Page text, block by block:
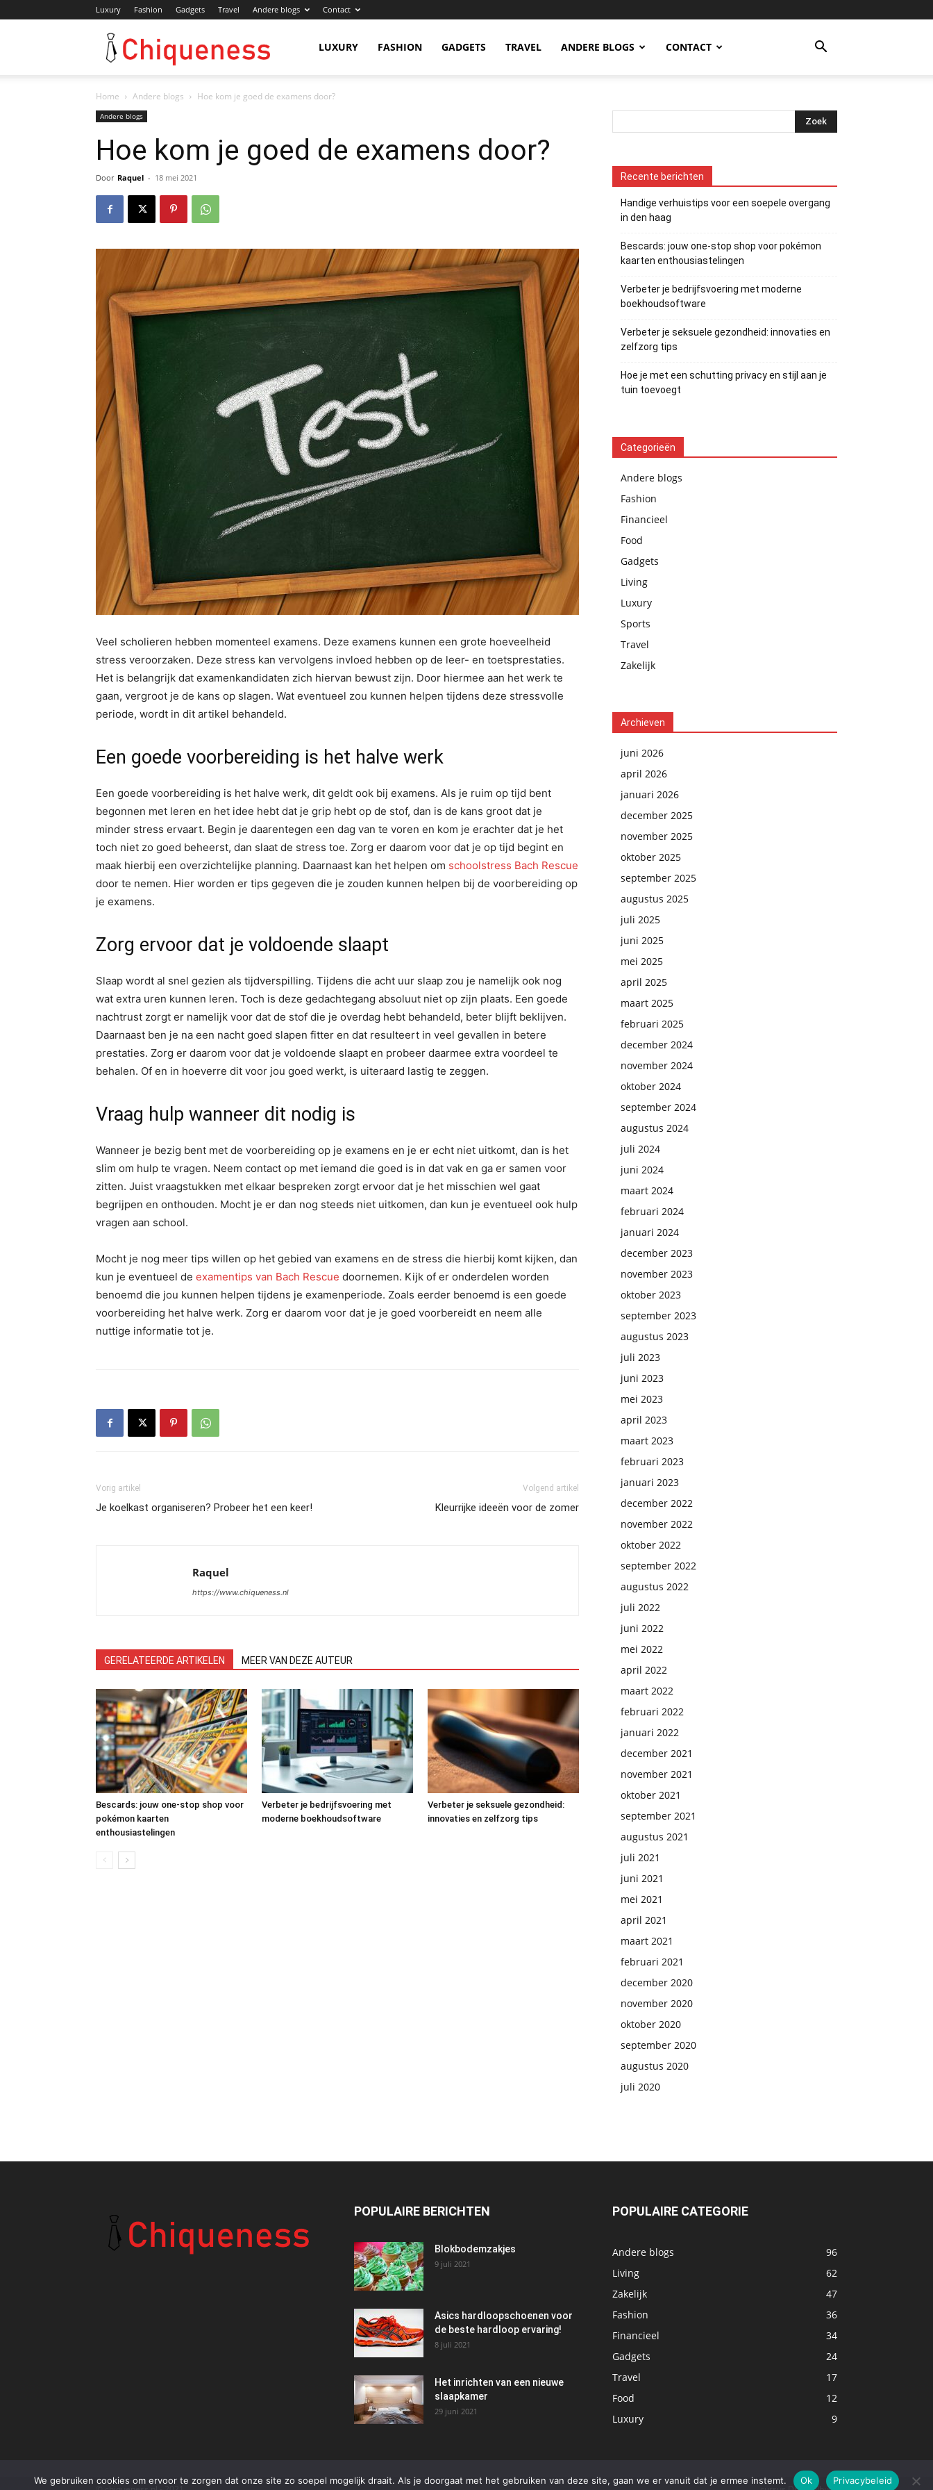
Luxury Fashion Gadgets Travel Andere blogs Contact
ChiquenessLUXURY FASHION GADGETS TRAVEL ANDERE BLOGS CONTACT
Home Andere blogs Hoe kom je goed de examens door?
Andere blogs
Hoe kom je goed de examens door?
Door Raquel - 18 mei 2021
Veel scholieren hebben momenteel examens. Deze examens kunnen een grote hoeveelheid
stress veroorzaken. Deze stress kan vervolgens invloed hebben op de leer- en toetsprestaties.
Het is belangrijk dat examenkandidaten zich hiervan bewust zijn. Door hiermee aan het werk te
gaan, vergroot je de kans op slagen. Wat eventueel zou kunnen helpen tijdens deze stressvolle
periode, wordt in dit artikel behandeld.
Een goede voorbereiding is het halve werk
Een goede voorbereiding is het halve werk, dit geldt ook bij examens. Als je ruim op tijd bent
begonnen met leren en het idee hebt dat je grip hebt op de stof, dan is de kans groot dat je
minder stress ervaart. Begin je daarentegen een dag van te voren en kom je erachter dat je het
toch niet zo goed beheerst, dan slaat de stress toe. Zorg er daarom voor dat je op tijd begint en
maak hierbij een overzichtelijke planning. Daarnaast kan het helpen om schoolstress Bach Rescue
door te nemen. Hier worden er tips gegeven die je zouden kunnen helpen bij de voorbereiding op
je examens.
Zorg ervoor dat je voldoende slaapt
Slaap wordt al snel gezien als tijdverspilling. Tijdens die acht uur slaap zou je namelijk ook nog
wat extra uren kunnen leren. Toch is deze gedachtegang absoluut niet op zijn plaats. Een goede
nachtrust zorgt er namelijk voor dat de stof die je overdag hebt behandeld, beter blijft beklijven.
Daarnaast ben je na een nacht goed slapen fitter en dat resulteert in veel gevallen in betere
prestaties. Zorg er daarom voor dat je voldoende slaapt en probeer daarmee extra voordeel te
behalen. Of en in hoeverre dit voor jou goed werkt, is uiteraard lastig te zeggen.
Vraag hulp wanneer dit nodig is
Wanneer je bezig bent met de voorbereiding op je examens en je er echt niet uitkomt, dan is het
slim om hulp te vragen. Neem contact op met iemand die goed is in dat vak en ga er samen voor
zitten. Juist vraagstukken met elkaar bespreken zorgt ervoor dat je het misschien wel gaat
begrijpen en onthouden. Mocht je er dan nog steeds niet uitkomen, dan kun je eventueel ook hulp
vragen aan school.
Mocht je nog meer tips willen op het gebied van examens en de stress die hierbij komt kijken, dan
kun je eventueel de examentips van Bach Rescue doornemen. Kijk of er onderdelen worden
benoemd die jou kunnen helpen tijdens je examenperiode. Zoals eerder benoemd is een goede
voorbereiding het halve werk. Zorg er daarom voor dat je je goed voorbereidt en neem alle
nuttige informatie tot je.
Vorig artikel
Je koelkast organiseren? Probeer het een keer!
Volgend artikel
Kleurrijke ideeën voor de zomer
Raquel
https://www.chiqueness.nl
GERELATEERDE ARTIKELEN MEER VAN DEZE AUTEUR
Bescards: jouw one-stop shop voor
pokémon kaarten
enthousiastelingen
Verbeter je bedrijfsvoering met
moderne boekhoudsoftware
Verbeter je seksuele gezondheid:
innovaties en zelfzorg tips
Recente berichten
Handige verhuistips voor een soepele overgang
in den haag
Bescards: jouw one-stop shop voor pokémon
kaarten enthousiastelingen
Verbeter je bedrijfsvoering met moderne
boekhoudsoftware
Verbeter je seksuele gezondheid: innovaties en
zelfzorg tips
Hoe je met een schutting privacy en stijl aan je
tuin toevoegt
Categorieën
Andere blogs
Fashion
Financieel
Food
Gadgets
Living
Luxury
Sports
Travel
Zakelijk
Archieven
juni 2026
april 2026
januari 2026
december 2025
november 2025
oktober 2025
september 2025
augustus 2025
juli 2025
juni 2025
mei 2025
april 2025
maart 2025
februari 2025
december 2024
november 2024
oktober 2024
september 2024
augustus 2024
juli 2024
juni 2024
maart 2024
februari 2024
januari 2024
december 2023
november 2023
oktober 2023
september 2023
augustus 2023
juli 2023
juni 2023
mei 2023
april 2023
maart 2023
februari 2023
januari 2023
december 2022
november 2022
oktober 2022
september 2022
augustus 2022
juli 2022
juni 2022
mei 2022
april 2022
maart 2022
februari 2022
januari 2022
december 2021
november 2021
oktober 2021
september 2021
augustus 2021
juli 2021
juni 2021
mei 2021
april 2021
maart 2021
februari 2021
december 2020
november 2020
oktober 2020
september 2020
augustus 2020
juli 2020
POPULAIRE BERICHTEN
Blokbodemzakjes
9 juli 2021
Asics hardloopschoenen voor
de beste hardloop ervaring!
8 juli 2021
Het inrichten van een nieuwe
slaapkamer
29 juni 2021
POPULAIRE CATEGORIE
Andere blogs
96
Living
62
Zakelijk
47
Fashion
36
Financieel
34
Gadgets
24
Travel
17
Food
12
Luxury
9
We gebruiken cookies om ervoor te zorgen dat onze site zo soepel mogelijk draait. Als je doorgaat met het gebruiken van deze site, gaan we er vanuit dat je ermee instemt. Ok Privacybeleid